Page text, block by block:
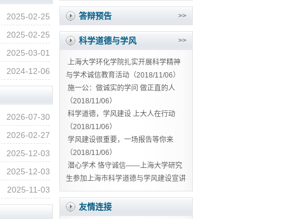
2025-02-25
2025-02-25
2025-03-01
2024-12-06
2026-07-30
2026-02-27
2025-12-03
2025-12-03
2025-11-03
答辩预告 >>
科学道德与学风 >>
上海大学环化学院扎实开展科学精神
与学术诚信教育活动（2018/11/06）
施一公：做诚实的学问 做正直的人
（2018/11/06）
科学道德，学风建设 上大人在行动
（2018/11/06）
学风建设很重要，一场报告等你来
（2018/11/06）
潜心学术 恪守诚信——上海大学研究
生参加上海市科学道德与学风建设宣讲
教育报告会（2018/11/06）
友情连接